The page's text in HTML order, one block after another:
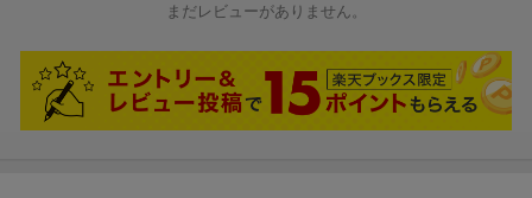
まだレビューがありません。